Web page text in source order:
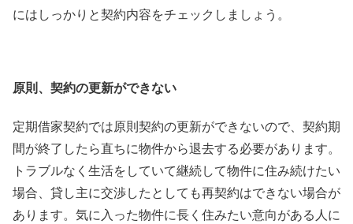
にはしっかりと契約内容をチェックしましょう。
原則、契約の更新ができない
定期借家契約では原則契約の更新ができないので、契約期
間が終了したら直ちに物件から退去する必要があります。
トラブルなく生活をしていて継続して物件に住み続けたい
場合、貸し主に交渉したとしても再契約はできない場合が
あります。気に入った物件に長く住みたい意向がある人に